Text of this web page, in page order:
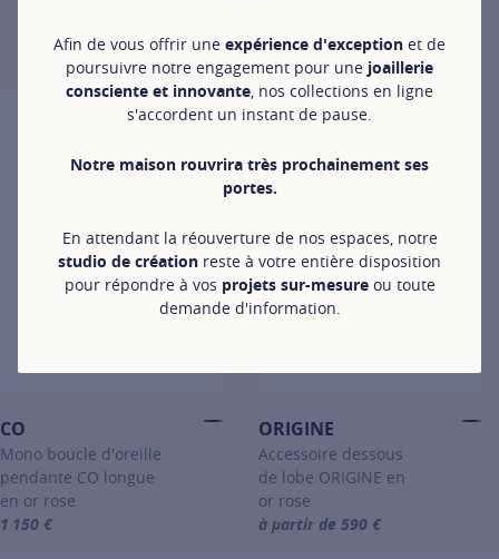
Afin de vous offrir une expérience d'exception et de
poursuivre notre engagement pour une joaillerie
consciente et innovante, nos collections en ligne
s'accordent un instant de pause.
Notre maison rouvrira très prochainement ses
portes.
En attendant la réouverture de nos espaces, notre
studio de création reste à votre entière disposition
pour répondre à vos projets sur-mesureou toute
demande d'information.
Mono clip d'oreille ORIGINE en or rose
For more information about ORIGINE, click on the following link
CO
Mono boucle d'oreille
pendante CO longue
en or rose
1 150 €
ORIGINE
Accessoire dessous
de lobe ORIGINE en
or rose
à partir de 590 €